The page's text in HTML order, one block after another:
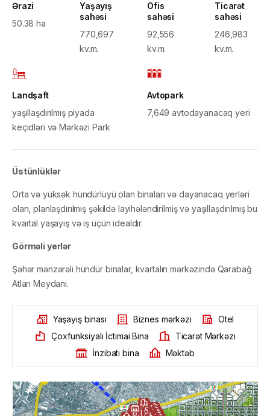
Ərazi
50.38 ha
Yaşayış
sahəsi
770,697
kv.m.
Ofis
sahəsi
92,556
kv.m.
Ticarət
sahəsi
246,983
kv.m.
Landşaft
yaşıllaşdırılmış piyada
keçidləri və Mərkəzi Park
Avtopark
7,649 avtodayanacaq yeri
Üstünlüklər
Orta və yüksək hündürlüyü olan binaları və dayanacaq yerləri
olan, planlaşdırılmış şəkildə layihələndirilmiş və yaşıllaşdırılmış bu
kvartal yaşayış və iş üçün idealdır.
Görməli yerlər
Şəhər mənzərəli hündür binalar, kvartalın mərkəzində Qarabağ
Atları Meydanı.
Yaşayış binası Biznes mərkəzi
Otel
Çoxfunksiyalı İctimai Bina
Ticarət Mərkəzi
İnzibati bina
Məktəb